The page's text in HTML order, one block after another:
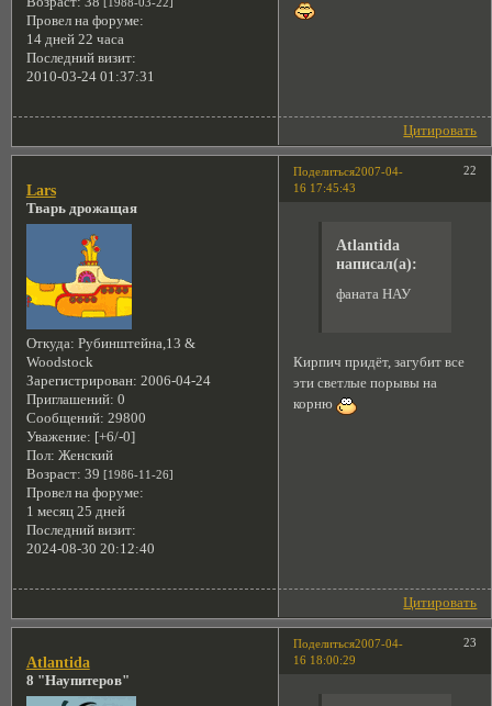
Провел на форуме:
14 дней 22 часа
Последний визит:
2010-03-24 01:37:31
Цитировать
Поделиться 22
2007-04-
16 17:45:43
Lars
Тварь дрожащая
Откуда: Рубинштейна,13 &
Woodstock
Зарегистрирован: 2006-04-24
Приглашений: 0
Сообщений: 29800
Уважение: [+6/-0]
Пол: Женский
Возраст: 39 [1986-11-26]
Провел на форуме:
1 месяц 25 дней
Последний визит:
2024-08-30 20:12:40
Atlantida
написал(а):
фаната НАУ
Кирпич придёт, загубит все
эти светлые порывы на
корню
Цитировать
Поделиться 23
2007-04-
16 18:00:29
Atlantida
8 "Наупитеров"